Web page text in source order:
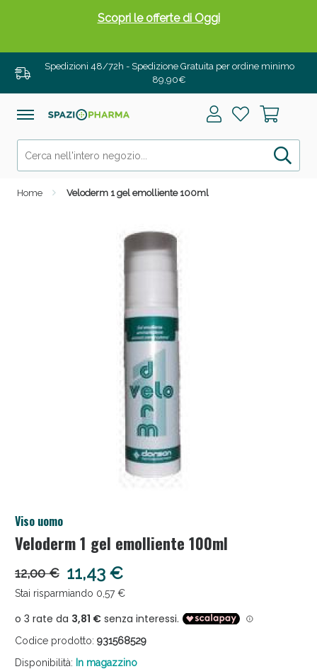
Spedizioni 48/72h - Spedizione Gratuita per ordine minimo
89,90€
Home Veloderm 1 gel emolliente 100ml
Viso uomo
Veloderm 1 gel emolliente 100ml
12,00 € 11,43 €
Stai risparmiando 0,57 €
Codice prodotto: 931568529
Disponibilità: In magazzino
Scopri le offerte di Oggi
Drenanti e Pancia Piatta: Sconti fino al 55% validi
Salini e Multivitaminici: oggi Sconto extra fino al